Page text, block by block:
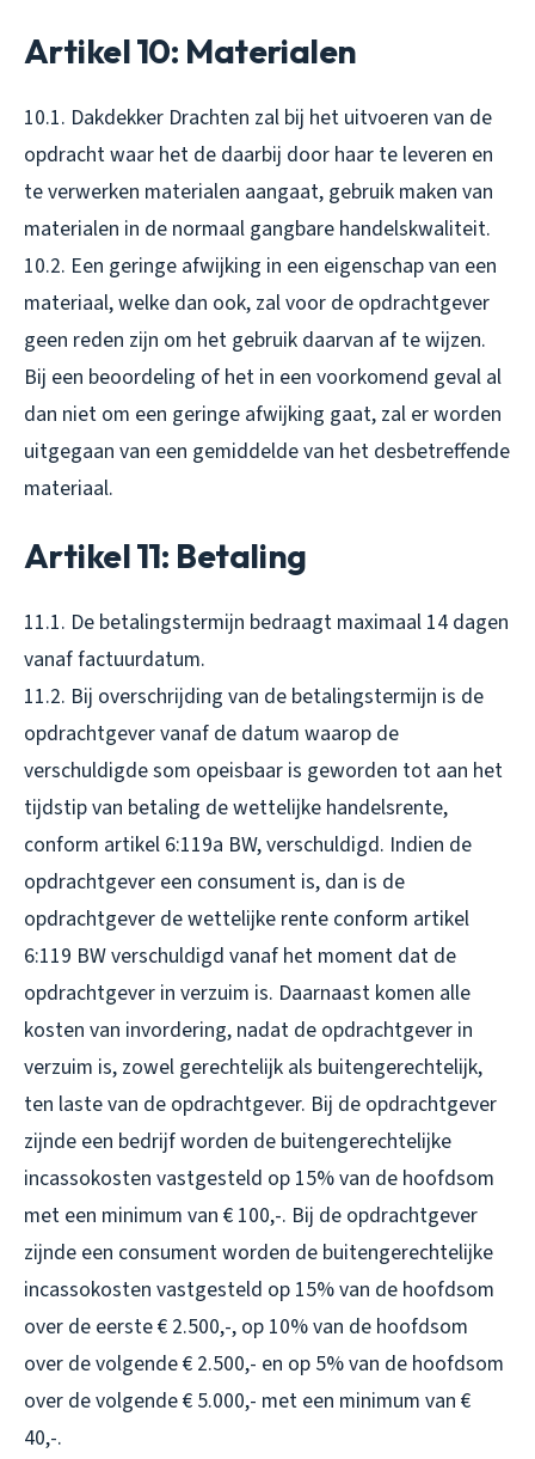
Artikel 10: Materialen
10.1. Dakdekker Drachten zal bij het uitvoeren van de
opdracht waar het de daarbij door haar te leveren en
te verwerken materialen aangaat, gebruik maken van
materialen in de normaal gangbare handelskwaliteit.
10.2. Een geringe afwijking in een eigenschap van een
materiaal, welke dan ook, zal voor de opdrachtgever
geen reden zijn om het gebruik daarvan af te wijzen.
Bij een beoordeling of het in een voorkomend geval al
dan niet om een geringe afwijking gaat, zal er worden
uitgegaan van een gemiddelde van het desbetreffende
materiaal.
Artikel 11: Betaling
11.1. De betalingstermijn bedraagt maximaal 14 dagen
vanaf factuurdatum.
11.2. Bij overschrijding van de betalingstermijn is de
opdrachtgever vanaf de datum waarop de
verschuldigde som opeisbaar is geworden tot aan het
tijdstip van betaling de wettelijke handelsrente,
conform artikel 6:119a BW, verschuldigd. Indien de
opdrachtgever een consument is, dan is de
opdrachtgever de wettelijke rente conform artikel
6:119 BW verschuldigd vanaf het moment dat de
opdrachtgever in verzuim is. Daarnaast komen alle
kosten van invordering, nadat de opdrachtgever in
verzuim is, zowel gerechtelijk als buitengerechtelijk,
ten laste van de opdrachtgever. Bij de opdrachtgever
zijnde een bedrijf worden de buitengerechtelijke
incassokosten vastgesteld op 15% van de hoofdsom
met een minimum van € 100,-. Bij de opdrachtgever
zijnde een consument worden de buitengerechtelijke
incassokosten vastgesteld op 15% van de hoofdsom
over de eerste € 2.500,-, op 10% van de hoofdsom
over de volgende € 2.500,- en op 5% van de hoofdsom
over de volgende € 5.000,- met een minimum van €
40,-.